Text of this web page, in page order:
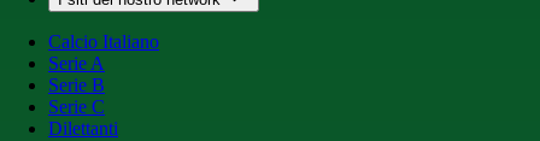
Calcio Italiano
Serie A
Serie B
Serie C
Dilettanti